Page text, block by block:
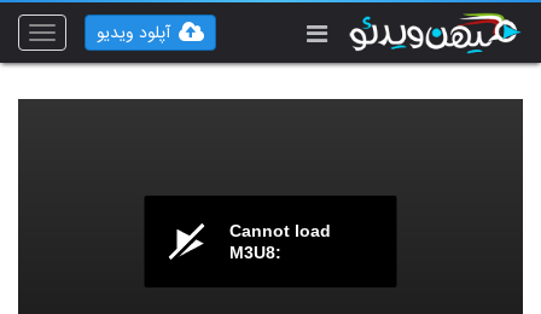
Toggle
آپلود ویدیو
Cannot load
M3U8: